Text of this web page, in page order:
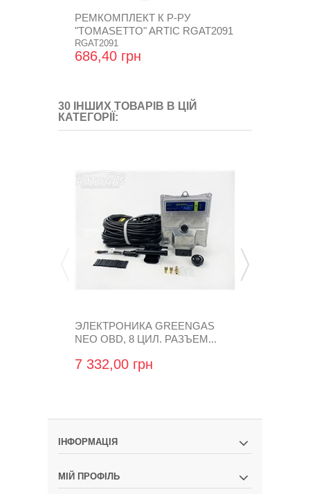
РЕМКОМПЛЕКТ К Р-РУ
"TOMASETTO" ARTIC RGAT2091
RGAT2091
686,40 грн
30 ІНШИХ ТОВАРІВ В ЦІЙ
КАТЕГОРІЇ:
ЭЛЕКТРОНИКА GREENGAS
NEO OBD, 8 ЦИЛ. РАЗЪЕМ...
7 332,00 грн
ІНФОРМАЦІЯ
МІЙ ПРОФІЛЬ